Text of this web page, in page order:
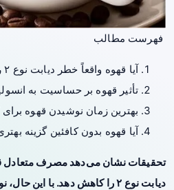
فهرست مطالب
آیا قهوه واقعاً خطر دیابت نوع ۲ را کاهش می‌دهد؟
تأثیر قهوه بر حساسیت به
بهترین زمان نوشیدن قهوه
آیا قهوه بدون کافئین گزینه
تحقیقات نشان می‌دهد مصرف متعادل
دیابت نوع ۲ را کاهش دهد. با